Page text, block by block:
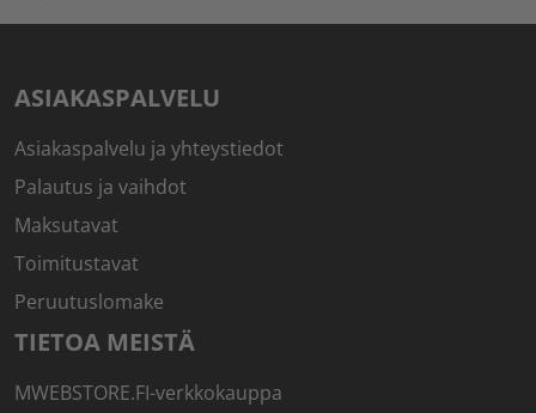
ASIAKASPALVELU
Asiakaspalvelu ja yhteystiedot
Palautus ja vaihdot
Maksutavat
Toimitustavat
Peruutuslomake
TIETOA MEISTÄ
MWEBSTORE.FI-verkkokauppa